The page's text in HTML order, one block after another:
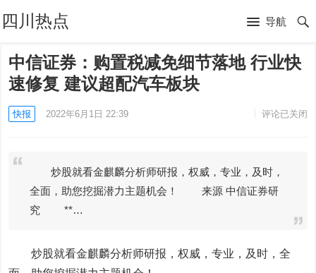
四川热点 导航
中信证券：购置税减免细节落地 行业快
速修复 建议超配汽车板块
快报 2022年6月1日 22:39 评论已关闭
炒股就看金麒麟分析师研报，权威，专业，及时，
全面，助您挖掘潜力主题机会！ 来源 中信证券研
究 **…
炒股就看金麒麟分析师研报，权威，专业，及时，全